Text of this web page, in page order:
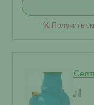
% Получить